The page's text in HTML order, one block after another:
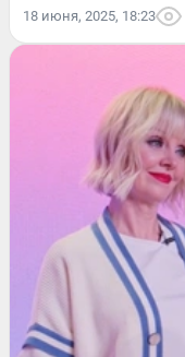
18 июня, 2025, 18:23